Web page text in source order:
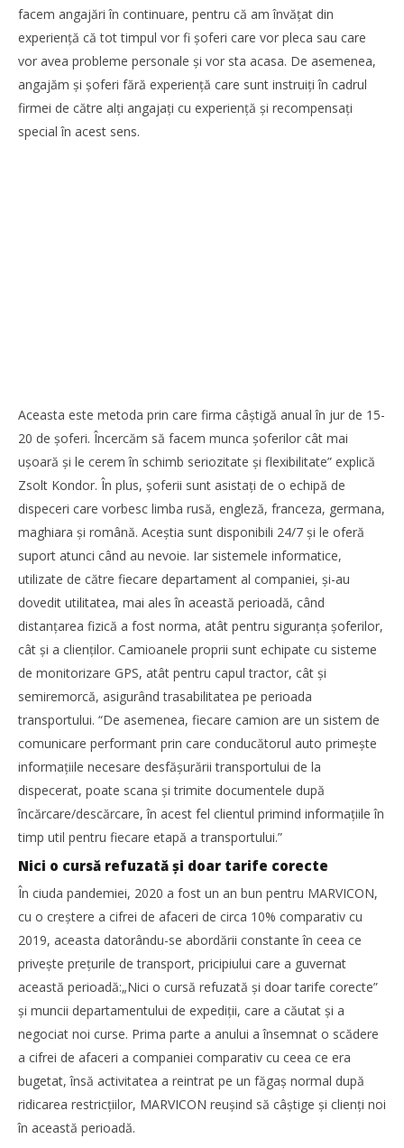
WDP își consolidează prezența pe piața europeană și
investește în noi proiecte logistice din România
Redacția
DP World lansează un nou coridor intermodal pentru
transportul vehiculelor finite între Vestul și Sud-Estul
Europei
Redacția
facem angajări în continuare, pentru că am învăţat din
experienţă că tot timpul vor fi șoferi care vor pleca sau care
vor avea probleme personale și vor sta acasa. De asemenea,
angajăm şi şoferi fără experienţă care sunt instruiţi în cadrul
firmei de către alţi angajaţi cu experienţă şi recompensaţi
special în acest sens.
Aceasta este metoda prin care firma câştigă anual în jur de 15-
20 de şoferi. Încercăm să facem munca șoferilor cât mai
uşoară și le cerem în schimb seriozitate şi flexibilitate” explică
Zsolt Kondor. În plus, șoferii sunt asistaţi de o echipă de
dispeceri care vorbesc limba rusă, engleză, franceza, germana,
maghiara şi română. Aceștia sunt disponibili 24/7 și le oferă
suport atunci când au nevoie. Iar sistemele informatice,
utilizate de către fiecare departament al companiei, și-au
dovedit utilitatea, mai ales în această perioadă, când
distanţarea fizică a fost norma, atât pentru siguranţa șoferilor,
cât și a clienţilor. Camioanele proprii sunt echipate cu sisteme
de monitorizare GPS, atât pentru capul tractor, cât și
semiremorcă, asigurând trasabilitatea pe perioada
transportului. “De asemenea, fiecare camion are un sistem de
comunicare performant prin care conducătorul auto primește
informaţiile necesare desfășurării transportului de la
dispecerat, poate scana și trimite documentele după
încărcare/descărcare, în acest fel clientul primind informaţiile în
timp util pentru fiecare etapă a transportului.”
Nici o cursă refuzată și doar tarife corecte
În ciuda pandemiei, 2020 a fost un an bun pentru MARVICON,
cu o creștere a cifrei de afaceri de circa 10% comparativ cu
2019, aceasta datorându-se abordării constante în ceea ce
privește preţurile de transport, pricipiului care a guvernat
această perioadă:„Nici o cursă refuzată și doar tarife corecte”
și muncii departamentului de expediţii, care a căutat și a
negociat noi curse. Prima parte a anului a însemnat o scădere
a cifrei de afaceri a companiei comparativ cu ceea ce era
bugetat, însă activitatea a reintrat pe un făgaș normal după
ridicarea restricţiilor, MARVICON reușind să câștige și clienţi noi
în această perioadă.